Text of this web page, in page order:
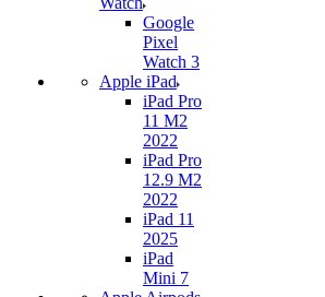
Google
Pixel
Watch 3
Apple iPad
iPad Pro
11 M2
2022
iPad Pro
12.9 M2
2022
iPad 11
2025
iPad
Mini 7